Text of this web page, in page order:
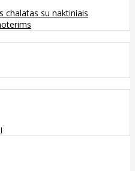
chalatas su naktiniais